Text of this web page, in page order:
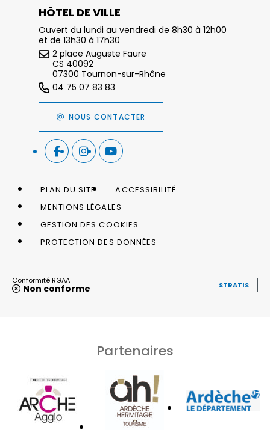
HÔTEL DE VILLE
Ouvert du lundi au vendredi de 8h30 à 12h00
et de 13h30 à 17h30
2 place Auguste Faure
CS 40092
07300 Tournon-sur-Rhône
04 75 07 83 83
NOUS CONTACTER
PLAN DU SITE
ACCESSIBILITÉ
MENTIONS LÉGALES
GESTION DES COOKIES
PROTECTION DES DONNÉES
Conformité RGAA
Non conforme STRATIS
Partenaires